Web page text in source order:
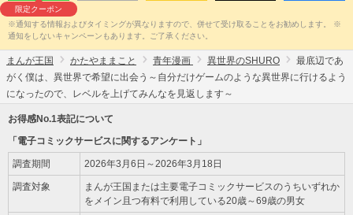
限定クーポン
※通知する情報およびタイミングが異なりますので、併せて受け取ることをお勧めします。 ※
通知をしないキャンペーンもあります。ご了承ください。
まんが王国 かたやままこと 青年漫画 異世界のSHURO
最底辺であ
がく僕は、異世界で希望に出会う～自分だけゲームのような異世界に行けるよう
になったので、レベルを上げてみんなを見返します～
お得感No.1表記について
「電子コミックサービスに関するアンケート」
調査期間 2026年3月6日～2026年3月18日
調査対象
まんが王国または主要電子コミックサービスのうちいずれか
をメイン且つ有料で利用している20歳～69歳の男女